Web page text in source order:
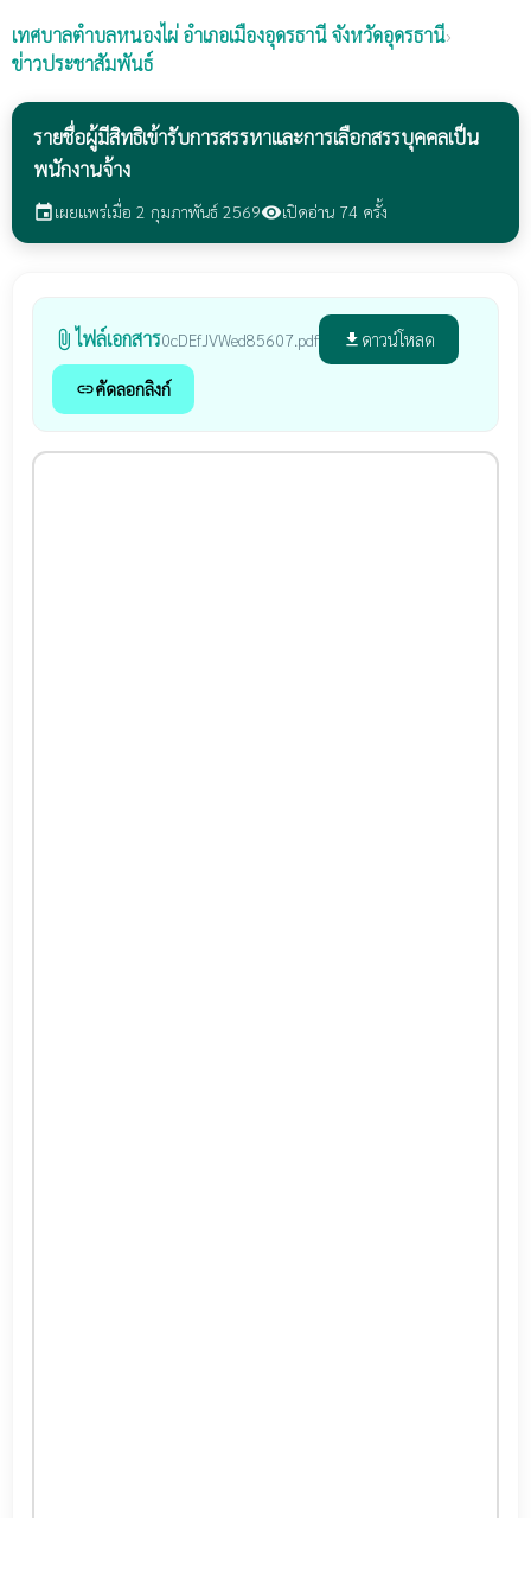
เทศบาลตำบลหนองไผ่อำเภอเมืองอุดรธานี จังหวัดอุดรธานี›
ข่าวประชาสัมพันธ์
รายชื่อผู้มีสิทธิเข้ารับการสรรหาและการเลือกสรรบุคคลเป็น
พนักงานจ้าง
eventเผยแพร่เมื่อ 2 กุมภาพันธ์ 2569visibilityเปิดอ่าน 74 ครั้ง
attach_file ไฟล์เอกสาร0cDEfJVWed85607.pdf file_download ดาวน์โหลด
linkคัดลอกลิงก์